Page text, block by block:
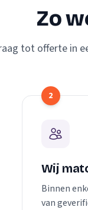
Zo
tot offerte in
2
Wij
Binnen
van